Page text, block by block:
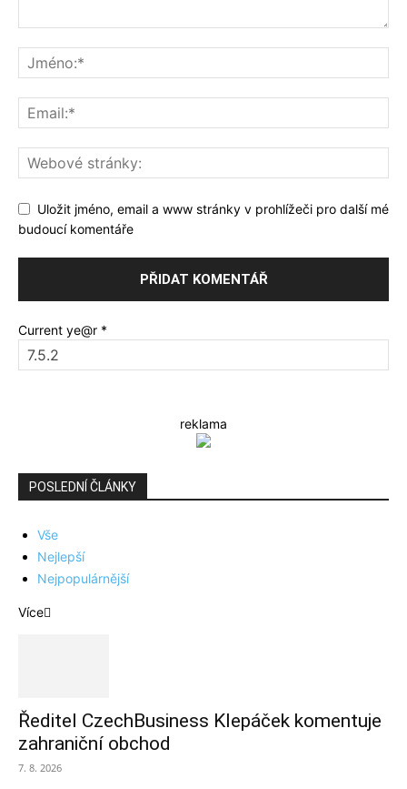
Uložit jméno, email a www stránky v prohlížeči pro další mé
budoucí komentáře
Current ye@r *
reklama
POSLEDNÍ ČLÁNKY
Vše
Nejlepší
Nejpopulárnější
Více
Ředitel CzechBusiness Klepáček komentuje
zahraniční obchod
7. 8. 2026